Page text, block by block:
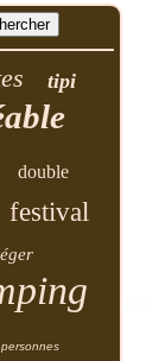
tipi
double
festival
personnes